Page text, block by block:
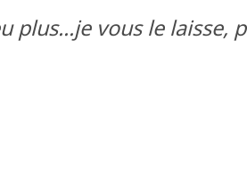
plus...je vous le laisse,